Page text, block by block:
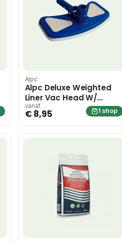
Alpc
Alpc Deluxe Weighted
Liner Vac Head W/
Bumper Braet
vanaf
€ 8,95 1 shop